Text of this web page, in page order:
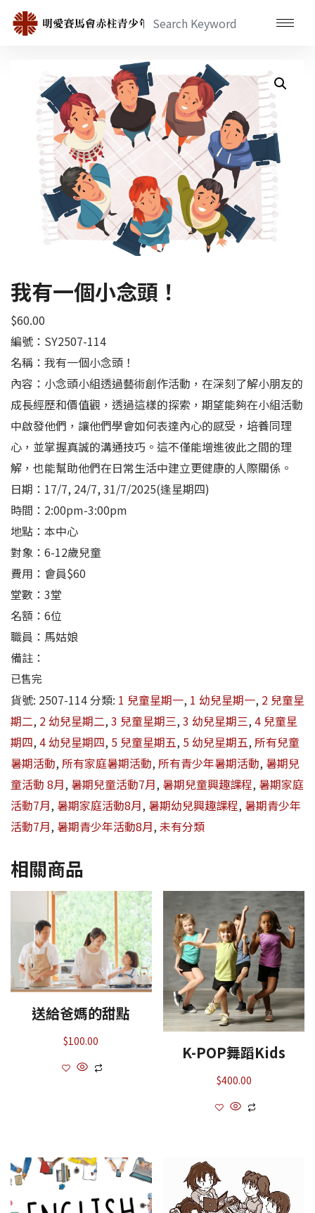
我有一個小念頭！
$60.00
編號：SY2507-114
名稱：我有一個小念頭！
內容：小念頭小組透過藝術創作活動，在深刻了解小朋友的
成長經歷和價值觀，透過這樣的探索，期望能夠在小組活動
中啟發他們，讓他們學會如何表達內心的感受，培養同理
心，並掌握真誠的溝通技巧。這不僅能增進彼此之間的理
解，也能幫助他們在日常生活中建立更健康的人際關係。
日期：17/7, 24/7, 31/7/2025(逢星期四)
時間：2:00pm-3:00pm
地點：本中心
對象：6-12歲兒童
費用：會員$60
堂數：3堂
名額：6位
職員：馬姑娘
備註：
已售完
貨號: 2507-114分類: 1 兒童星期一, 1 幼兒星期一, 2 兒童星
期二, 2 幼兒星期二, 3 兒童星期三, 3 幼兒星期三, 4 兒童星
期四, 4 幼兒星期四, 5 兒童星期五, 5 幼兒星期五, 所有兒童
暑期活動, 所有家庭暑期活動, 所有青少年暑期活動, 暑期兒
童活動 8月, 暑期兒童活動7月, 暑期兒童興趣課程, 暑期家庭
活動7月, 暑期家庭活動8月, 暑期幼兒興趣課程, 暑期青少年
活動7月, 暑期青少年活動8月, 未有分類
相關商品
送給爸媽的甜點
$100.00
K-POP舞蹈Kids
$400.00